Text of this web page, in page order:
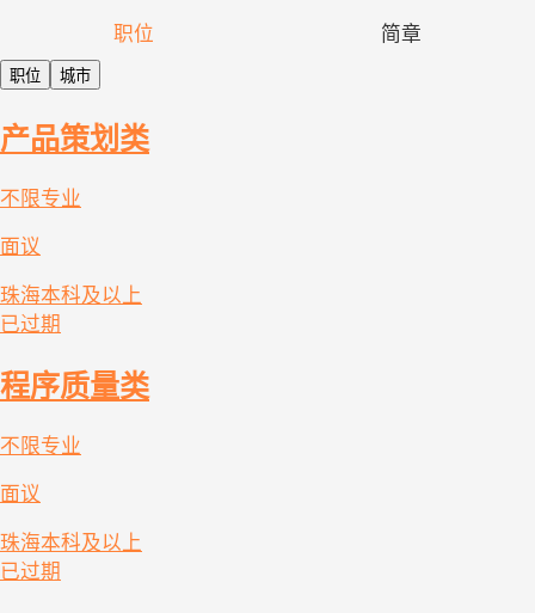
职位 简章
职位 城市
产品策划类
不限专业
面议
珠海本科及以上
已过期
程序质量类
不限专业
面议
珠海本科及以上
已过期